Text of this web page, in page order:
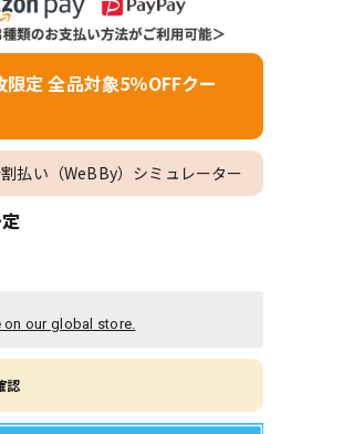
定 全品対象5％OFFクー
払い（WeBBy）シミュレーター
on our global store.
認